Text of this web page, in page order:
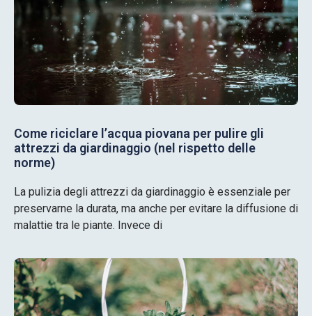
Come riciclare l’acqua piovana per pulire gli
attrezzi da giardinaggio (nel rispetto delle
norme)
La pulizia degli attrezzi da giardinaggio è essenziale per
preservarne la durata, ma anche per evitare la diffusione di
malattie tra le piante. Invece di